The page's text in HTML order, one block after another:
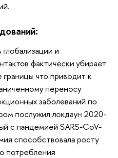
и
фактически убирает
что приводит к
переносу
заболеваний по
послужил локдаун 2020-
с пандемией SARS-CoV-
способствовала росту
потребления